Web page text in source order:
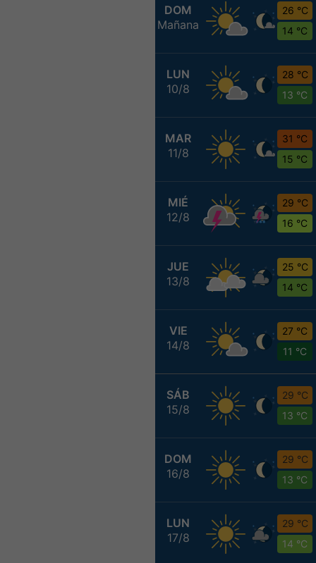
DOM
Mañana
26 °C
14 °C
LUN
10/8
28 °C
13 °C
MAR
11/8
31 °C
15 °C
MIÉ
12/8
29 °C
16 °C
JUE
13/8
25 °C
14 °C
VIE
14/8
27 °C
11 °C
SÁB
15/8
29 °C
13 °C
DOM
16/8
29 °C
13 °C
LUN
17/8
29 °C
14 °C